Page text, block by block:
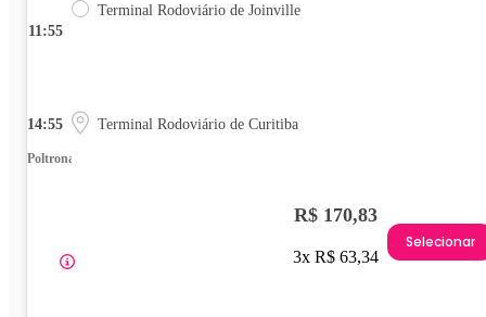
11:55
Terminal Rodoviário de Joinville
14:55 Terminal Rodoviário de Curitiba
Poltrona
R$ 170,83
3x R$ 63,34
Selecionar